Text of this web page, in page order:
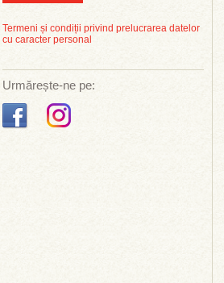
Termeni și condiții privind prelucrarea datelor
cu caracter personal
Urmărește-ne pe: